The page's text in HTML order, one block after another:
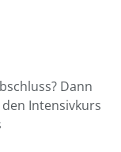
Dann
Intensivkurs